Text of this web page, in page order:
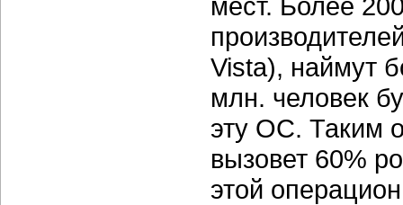
Vista), наймут
млн. человек
эту ОС. Таким
вызовет 60%
этой